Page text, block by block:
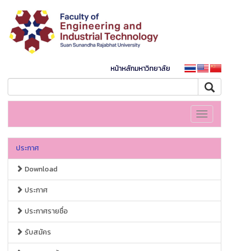
หน้าหลักมหาวิทยาลัย
Toggle
ประกาศ
Download
ประกาศ
ประกาศรายชื่อ
รับสมัคร